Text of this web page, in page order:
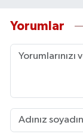
Yorumlar